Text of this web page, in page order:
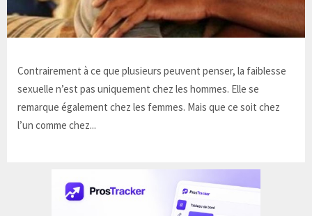
Contrairement à ce que plusieurs peuvent penser, la faiblesse
sexuelle n’est pas uniquement chez les hommes. Elle se
remarque également chez les femmes. Mais que ce soit chez
l’un comme chez...